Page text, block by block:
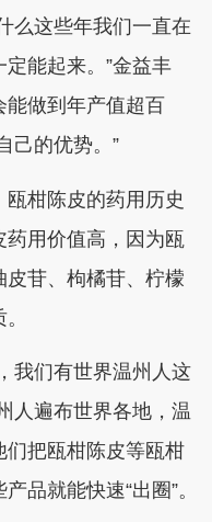
么这些年我们一直在
能起来。”金益丰
做到年产值超百
己的优势。”
柑陈皮的药用历史
用价值高，因为瓯
苷、枸橘苷、柠檬
我们有世界温州人这
人遍布世界各地，温
把瓯柑陈皮等瓯柑
品就能快速“出圈”。